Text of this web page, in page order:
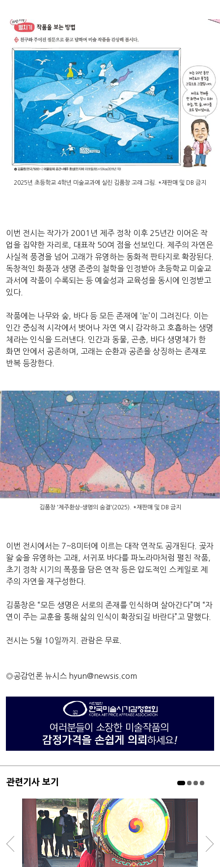
2025년 초등학교 4학년 미술교과에 실린 김품창 고래 그림. *재판매 및 DB 금지
이번 전시는 작가가 2001년 제주 정착 이후 25년간 이어온 작
업을 집약한 자리로, 대표작 50여 점을 선보인다. 제주의 자연은
사실적 풍경을 넘어 고래가 유영하는 동화적 판타지로 확장된다.
독창적인 화풍과 생명 존중의 철학을 인정받아 초등학교 미술교
과서에 작품이 수록되는 등 예술성과 교육성을 동시에 인정받고
있다.
작품에는 나무와 숲, 바다 등 모든 존재에 ‘눈’이 그려진다. 이는
인간 중심적 시각에서 벗어나 자연 역시 감각하고 호흡하는 생명
체라는 인식을 드러낸다. 인간과 동물, 곤충, 바다 생명체가 한
화면 안에서 공존하며, 고래는 순환과 공존을 상징하는 존재로
반복 등장한다.
김품창 '제주환상-생명의 숨결'(2025). *재판매 및 DB 금지
이번 전시에서는 7~8미터에 이르는 대작 연작도 공개된다. 곶자
왈 숲을 유영하는 고래, 서귀포 바다를 파노라마처럼 펼친 작품,
초기 정착 시기의 폭풍을 담은 연작 등은 압도적인 스케일로 제
주의 자연을 재구성한다.
김품창은 “모든 생명은 서로의 존재를 인식하며 살아간다”며 “자
연이 주는 교훈을 통해 삶의 인식이 확장되길 바란다”고 말했다.
전시는 5월 10일까지. 관람은 무료.
◎공감언론 뉴시스 hyun@newsis.com
관련기사 보기